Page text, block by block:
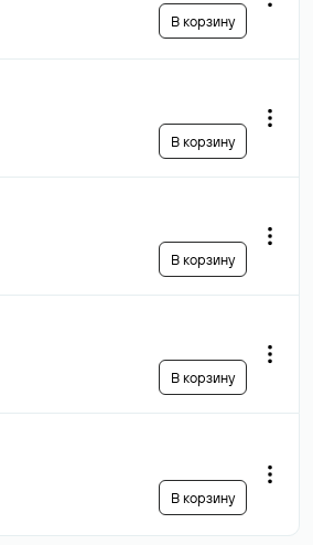
В корзину
В корзину
В корзину
В корзину
В корзину